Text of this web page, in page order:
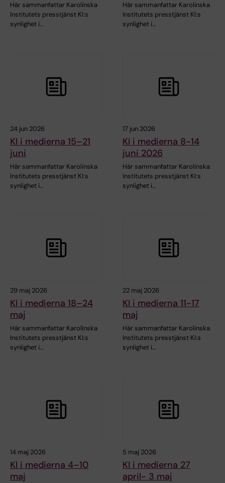
Här sammanfattar Karolinska
Institutets presstjänst KI:s
synlighet i…
Här sammanfattar Karolinska
Institutets presstjänst KI:s
synlighet i…
24 jun 2026
KI i medierna 15–21
juni
Här sammanfattar Karolinska
Institutets presstjänst KI:s
synlighet i…
17 jun 2026
KI i medierna 8-14
juni 2026
Här sammanfattar Karolinska
Institutets presstjänst KI:s
synlighet i…
29 maj 2026
KI i medierna 18–24
maj
Här sammanfattar Karolinska
Institutets presstjänst KI:s
synlighet i…
22 maj 2026
KI i medierna 11-17
maj
Här sammanfattar Karolinska
Institutets presstjänst KI:s
synlighet i…
14 maj 2026
KI i medierna 4–10
maj
5 maj 2026
KI i medierna 27
april- 3 maj